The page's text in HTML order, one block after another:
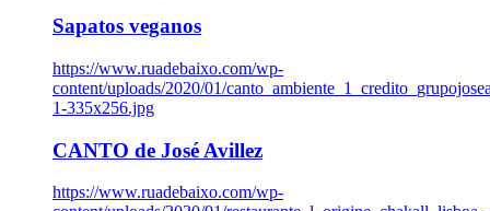
Sapatos veganos
https://www.ruadebaixo.com/wp-
content/uploads/2020/01/
1-335x256.jpg
CANTO de José Avillez
https://www.ruadebaixo.com/wp-